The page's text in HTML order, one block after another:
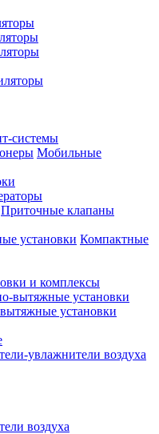
системы
Мобильные
Приточные клапаны
Компактные
и комплексы
установки
увлажнители воздуха
воздуха